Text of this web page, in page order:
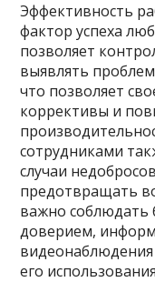
Эффективность
фактор успеха
позволяет
выявлять
что позволяет
коррективы и
сотрудниками
случаи
предотвращать
важно соблюдать
доверием,
видеонаблюдения
его